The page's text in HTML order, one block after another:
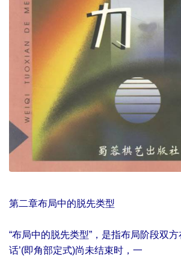
第二章布局中的脱先类型
“布局中的脱先类型”，是指布局阶段双
话’(即角部定式)尚未结束时，一